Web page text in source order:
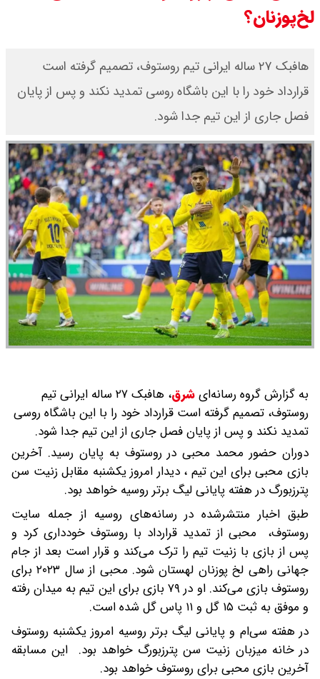
۱۴۰۵ اعلام شد/ طلا بر مدار صعود
قیمت نفت امروز جمعه ۱۶ مرداد ۱۴۰۵
/ نفت صعودی شد + جدول
لخ‌پوزنان؟
هافبک ۲۷ ساله ایرانی تیم روستوف، تصمیم گرفته است
قرارداد خود را با این باشگاه روسی تمدید نکند و پس از پایان
فصل جاری از این تیم جدا شود.
به گزارش گروه رسانه‌ایشرق،
هافبک ۲۷ ساله ایرانی تیم
روستوف، تصمیم گرفته است قرارداد خود را با این باشگاه روسی
تمدید نکند و پس از پایان فصل جاری از این تیم جدا شود.
دوران حضور محمد محبی در روستوف به پایان رسید. آخرین
بازی محبی برای این تیم ، دیدار امروز یکشنبه مقابل زنیت سن
پترزبورگ در هفته پایانی لیگ برتر روسیه خواهد بود.
طبق اخبار منتشرشده در رسانه‌های روسیه از جمله سایت
روستوف، محبی از تمدید قرارداد با روستوف خودداری کرد و
پس از بازی با زنیت تیم را ترک می‌کند و قرار است بعد از جام
جهانی راهی لخ پوزنان لهستان شود. محبی از سال ۲۰۲۳ برای
روستوف بازی می‌کند. او در ۷۹ بازی برای این تیم به میدان رفته
و موفق به ثبت ۱۵ گل و ۱۱ پاس گل شده است.
در هفته سی‌ام و پایانی لیگ برتر روسیه امروز یکشنبه روستوف
در خانه میزبان زنیت سن پترزبورگ خواهد بود. این مسابقه
آخرین بازی محبی برای روستوف خواهد بود.